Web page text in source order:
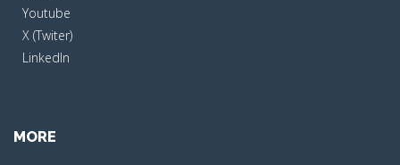
Youtube
X (Twiter)
LinkedIn
MORE